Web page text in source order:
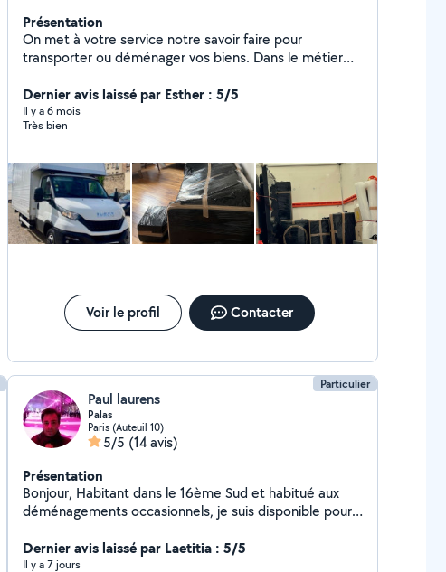
Présentation
On met à votre service notre savoir faire pour
transporter ou déménager vos biens. Dans le métier
Dernier avis laissé par Esther : 5/5
Il y a 6 mois
Très bien
Voir le profil Contacter
Particulier
Paul laurens
Palas
Paris (Auteuil 10)
5/5 (14 avis)
Présentation
Bonjour, Habitant dans le 16ème Sud et habitué aux
déménagements occasionnels, je suis disponible pour
des sangles élastiques. Possibilité de vous
accompagner en province. Cordialement
Dernier avis laissé par Laetitia : 5/5
Il y a 7 jours